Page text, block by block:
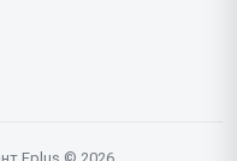
Fplus © 2026